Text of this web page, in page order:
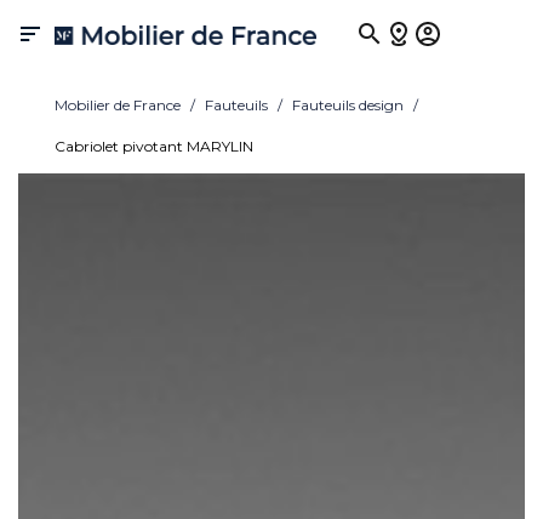

Mobilier de France Fauteuils Fauteuils design
Cabriolet pivotant MARYLIN